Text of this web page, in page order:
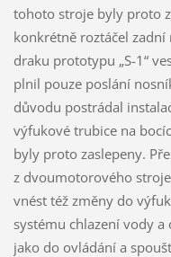
tohoto stroje byly proto
konkrétně roztáčel
draku prototypu „S-1“
plnil pouze poslání
důvodu postrádal
výfukové trubice na
byly proto zaslepeny.
z dvoumotorového
vnést též změny do
systému chlazení vody
jako do ovládání a